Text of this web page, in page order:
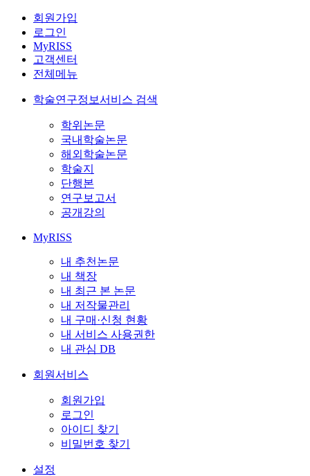
회원가입
로그인
MyRISS
고객센터
전체메뉴
학술연구정보서비스 검색
학위논문
국내학술논문
해외학술논문
학술지
단행본
연구보고서
공개강의
MyRISS
내 추천논문
내 책장
내 최근 본 논문
내 저작물관리
내 구매·신청 현황
내 서비스 사용권한
내 관심 DB
회원서비스
회원가입
로그인
아이디 찾기
비밀번호 찾기
설정